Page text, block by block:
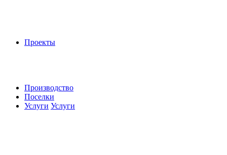
Проекты
Производство
Поселки
Услуги Услуги